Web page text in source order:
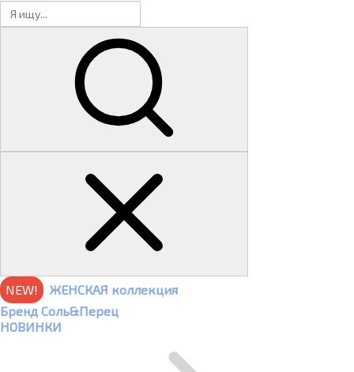
NEW!
ЖЕНСКАЯ коллекция
Бренд Соль&Перец
НОВИНКИ